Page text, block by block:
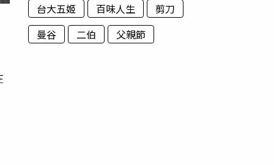
台大五姬 百味人生
剪刀
曼谷
二伯 父親節